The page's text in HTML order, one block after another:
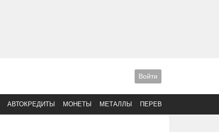
Войти
АВТОКРЕДИТЫ МОНЕТЫ МЕТАЛЛЫ ПЕРЕВОДЫ